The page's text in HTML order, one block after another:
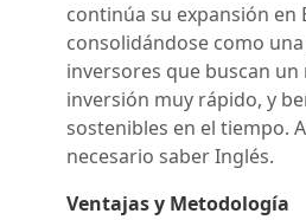
continúa su expansión en
consolidándose como
inversores que buscan
inversión muy rápido, y
sostenibles en el tiempo.
necesario saber Inglés.
Ventajas y Metodología